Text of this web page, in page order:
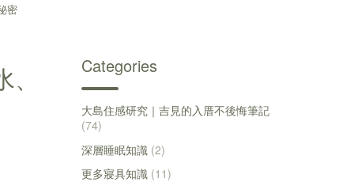
密
Categories
大島住感研究｜吉見的入厝不後悔筆記
(74)
深層睡眠知識 (2)
更多寢具知識 (11)